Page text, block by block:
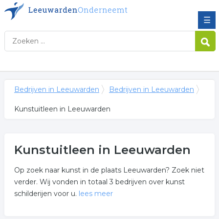
☰
Bedrijven in Leeuwarden Bedrijven in Leeuwarden
Kunstuitleen in Leeuwarden
Kunstuitleen in Leeuwarden
Op zoek naar kunst in de plaats Leeuwarden? Zoek niet
verder. Wij vonden in totaal 3 bedrijven over kunst
schilderijen voor u. lees meer